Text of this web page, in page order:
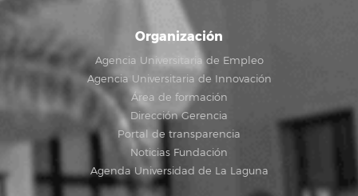
Organización
Agencia Universitaria de Empleo
Agencia Universitaria de Innovación
Área de formación
Dirección Gerencia
Portal de transparencia
Noticias Fundación
Agenda Universidad de La Laguna